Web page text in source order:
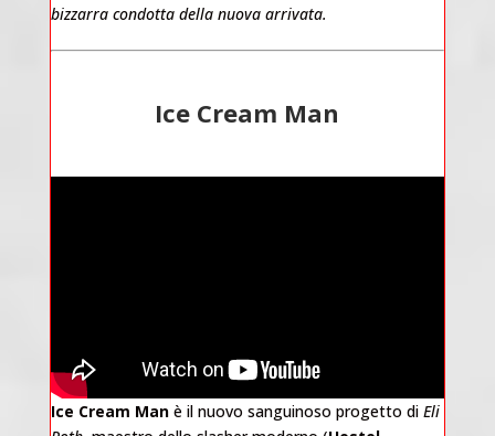
bizzarra condotta della nuova arrivata.
Ice Cream Man
Ice Cream Manè il nuovo sanguinoso progetto di Eli